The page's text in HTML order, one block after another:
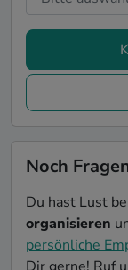
Noch
Du hast Lust
organisieren
persönliche